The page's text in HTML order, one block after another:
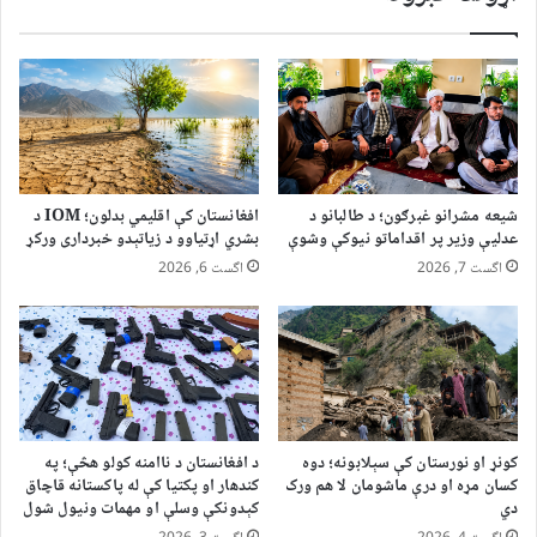
شیعه مشرانو غبرګون؛ د طالبانو د
عدلیې وزیر پر اقداماتو نیوکې وشوې
اگست 7, 2026
افغانستان کې اقلیمي بدلون؛ IOM د
بشري اړتیاوو د زیاتېدو خبرداری ورکړ
اگست 6, 2026
کونړ او نورستان کې سېلابونه؛ دوه
کسان مړه او درې ماشومان لا هم ورک
دي
د افغانستان د ناامنه کولو هڅې؛ په
کندهار او پکتیا کې له پاکستانه قاچاق
کېدونکې وسلې او مهمات ونیول شول